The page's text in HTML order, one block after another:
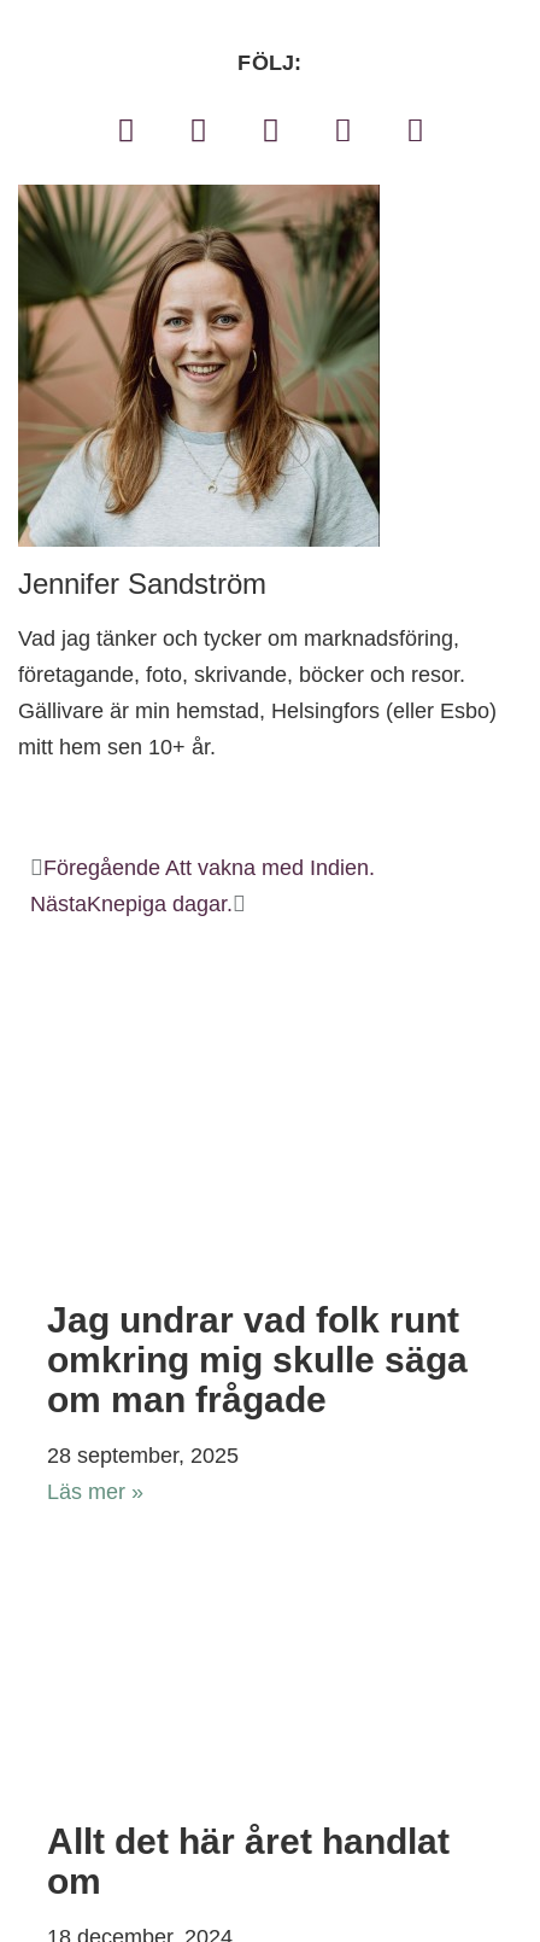
FÖLJ:
Jennifer Sandström
Vad jag tänker och tycker om marknadsföring,
företagande, foto, skrivande, böcker och resor.
Gällivare är min hemstad, Helsingfors (eller Esbo)
mitt hem sen 10+ år.
Föregående Att vakna med Indien.
NästaKnepiga dagar.
Jag undrar vad folk runt
omkring mig skulle säga
om man frågade
28 september, 2025
Läs mer »
Allt det här året handlat
om
18 december, 2024